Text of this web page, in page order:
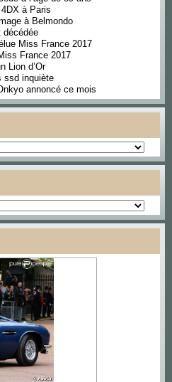
à Paris
à Belmondo
décédée
Miss France 2017
France 2017
Lion d’Or
ssd inquiète
annoncé ce mois